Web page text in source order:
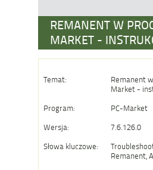
REMANENT W
MARKET -
Temat:
Remanent
Market -
Program: PC-Market
Wersja: 7.6.126.0
Słowa kluczowe:
Remanent,